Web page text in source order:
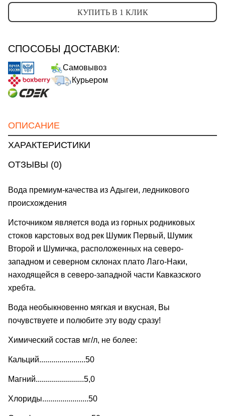
КУПИТЬ В 1 КЛИК
СПОСОБЫ ДОСТАВКИ:
Самовывоз
Курьером
ОПИСАНИЕ
ХАРАКТЕРИСТИКИ
ОТЗЫВЫ (0)
Вода премиум-качества из Адыгеи, ледникового
происхождения
Источником является вода из горных родниковых
стоков карстовых вод рек Шумик Первый, Шумик
Второй и Шумичка, расположенных на северо-
западном и северном склонах плато Лаго-Наки,
находящейся в северо-западной части Кавказского
хребта.
Вода необыкновенно мягкая и вкусная, Вы
почувствуете и полюбите эту воду сразу!
Химический состав мг/л, не более:
Кальций.......................50
Магний........................5,0
Хлориды.......................50